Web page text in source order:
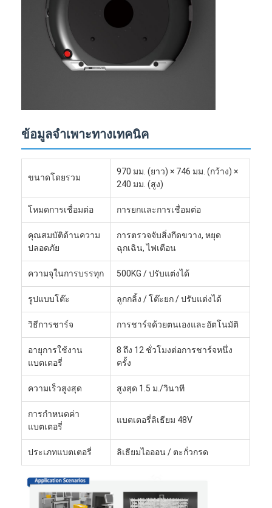
หุ่นยนต์พาณิชย์
ข้อมูลจำเพาะทางเทคนิค
ขนาดโดยรวม
970 มม. (ยาว) × 746 มม. (กว้าง) ×
240 มม. (สูง)
โหมดการเชื่อมต่อ การยกและการเชื่อมต่อ
คุณสมบัติด้านความ
ปลอดภัย
การตรวจจับสิ่งกีดขวาง, หยุด
ฉุกเฉิน, ไฟเตือน
ความจุในการบรรทุก 500KG / ปรับแต่งได้
รูปแบบโต๊ะ ลูกกลิ้ง / โต๊ะยก / ปรับแต่งได้
วิธีการชาร์จ การชาร์จด้วยตนเองและอัตโนมัติ
อายุการใช้งาน
แบตเตอรี่
8 ถึง 12 ชั่วโมงต่อการชาร์จหนึ่ง
ครั้ง
ความเร็วสูงสุด สูงสุด 1.5 ม./วินาที
การกำหนดค่า
แบตเตอรี่
แบตเตอรี่ลิเธียม 48V
ประเภทแบตเตอรี่ ลิเธียมไอออน / ตะกั่วกรด